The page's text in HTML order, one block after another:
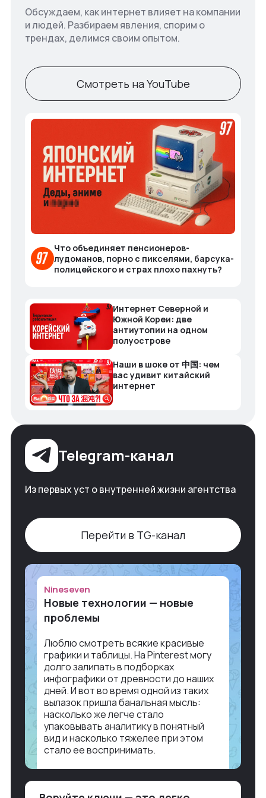
Обсуждаем, как интернет влияет на компании
и людей. Разбираем явления, спорим о
трендах, делимся своим опытом.
Смотреть на YouTube
Что объединяет пенсионеров-
лудоманов, порно с пикселями, барсука-
полицейского и страх плохо пахнуть?
Интернет Северной и
Южной Кореи: две
антиутопии на одном
полуострове
Наши в шоке от 中国: чем
вас удивит китайский
интернет
Telegram-канал
Из первых уст о внутренней жизни агентства
Перейти в TG-канал
Nineseven
Новые технологии — новые
проблемы
Люблю смотреть всякие красивые
графики и таблицы. На Pinterest могу
долго залипать в подборках
инфографики от древности до наших
дней. И вот во время одной из таких
вылазок пришла банальная мысль:
насколько же легче стало
упаковывать аналитику в понятный
вид и насколько тяжелее при этом
стало ее воспринимать.
Объясню в разрезе нашей работы.
Чтобы создать дашборд со всякой